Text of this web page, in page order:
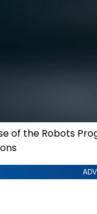
of the Robots